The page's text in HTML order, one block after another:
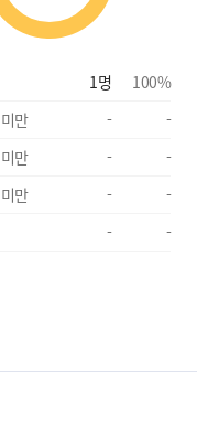
1 명 100%
만
-
-
만
-
-
만
-
-
-
-